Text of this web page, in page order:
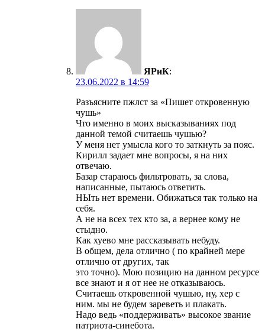
ЯРиК:
23.06.2022 в 14:59
Разъясните пжлст за «Пишет откровенную
чушь»
Что именно в моих высказываниях под
данной темой считаешь чушью?
У меня нет умысла кого то заткнуть за пояс.
Кирилл задает мне вопросы, я на них
отвечаю.
Базар стараюсь фильтровать, за слова,
написанные, пытаюсь ответить.
НЫть нет времени. Обижаться так только на
себя.
А не на всех тех кто за, а вернее кому не
стыдно.
Как хуево мне рассказывать небуду.
В общем, дела отлично ( по крайней мере
отлично от других, так
это точно). Мою позицию на данном ресурсе
все знают и я от нее не отказываюсь.
Считаешь откровенной чушью, ну, хер с
ним. мы не будем зареветь и плакать.
Надо ведь «поддерживать» высокое звание
патриота-синебота.